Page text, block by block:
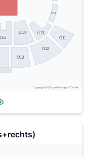
O13
O12
O11
U14 U13
U12
Copyright 2026 by ePassage24 GmbH